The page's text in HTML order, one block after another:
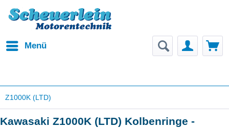
Menü
Z1000K (LTD)
Kawasaki Z1000K (LTD) Kolbenringe -